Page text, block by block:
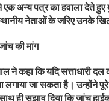
एक अन्य पत्र का हवाला देते
नेताओं के जरिए उनके
की मांग
ने कहा कि यदि सत्ताधारी
लगाया जा सकता है। उन्होंने